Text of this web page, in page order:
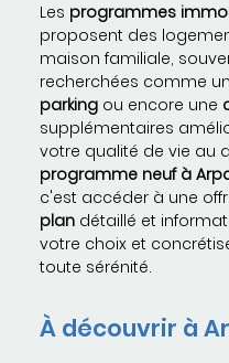
Les programmes
proposent des
maison familiale,
recherchées comme un
parking ou encore une
supplémentaires
votre qualité de vie au
programme neuf à
c'est accéder à une
plan détaillé et
votre choix et
toute sérénité.
À découvrir à